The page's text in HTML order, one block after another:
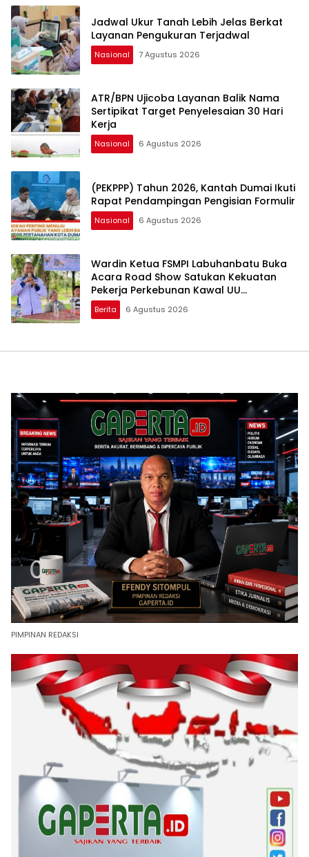
Jadwal Ukur Tanah Lebih Jelas Berkat
Layanan Pengukuran Terjadwal
Nasional 7 Agustus 2026
ATR/BPN Ujicoba Layanan Balik Nama
Sertipikat Target Penyelesaian 30 Hari
Kerja
Nasional 6 Agustus 2026
(PEKPPP) Tahun 2026, Kantah Dumai Ikuti
Rapat Pendampingan Pengisian Formulir
Nasional 6 Agustus 2026
Wardin Ketua FSMPI Labuhanbatu Buka
Acara Road Show Satukan Kekuatan
Pekerja Perkebunan Kawal UU
Ketenagakerjaan Baru
Berita 6 Agustus 2026
PIMPINAN REDAKSI